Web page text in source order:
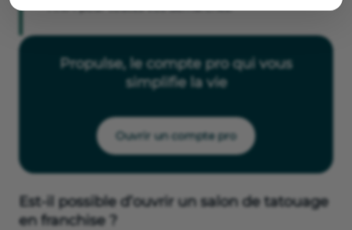
l’INPI pour toutes vos démarches.
Propulse, le compte pro qui vous
simplifie la vie
Ouvrir un compte pro
Est-il possible d’ouvrir un salon de tatouage
en franchise ?